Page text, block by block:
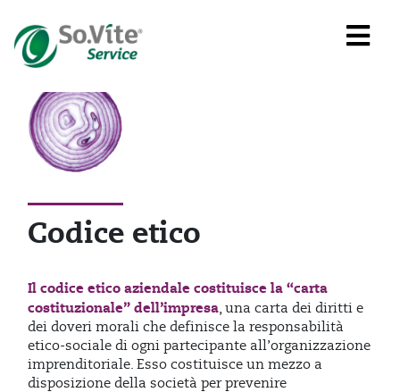
Codice etico
Il codice etico aziendale costituisce la “carta
costituzionale” dell’impresa, una carta dei diritti e
dei doveri morali che definisce la responsabilità
etico-sociale di ogni partecipante all’organizzazione
imprenditoriale. Esso costituisce un mezzo a
disposizione della società per prevenire